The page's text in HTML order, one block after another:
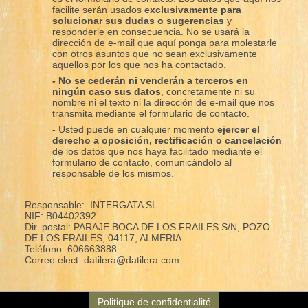
facilite serán usados exclusivamente para
solucionar sus dudas o sugerenciasy
responderle en consecuencia. No se usará la
dirección de e-mail que aquí ponga para molestarle
con otros asuntos que no sean exclusivamente
aquellos por los que nos ha contactado.
- No se cederán ni venderán a terceros en
ningún caso sus datos , concretamente ni su
nombre ni el texto ni la dirección de e-mail que nos
transmita mediante el formulario de contacto.
- Usted puede en cualquier momento ejercer el
derecho a oposición, rectificación o cancelación
de los datos que nos haya facilitado mediante el
formulario de contacto, comunicándolo al
responsable de los mismos.
Responsable: INTERGATA SL
NIF: B04402392
Dir. postal: PARAJE BOCA DE LOS FRAILES S/N, POZO
DE LOS FRAILES, 04117, ALMERIA
Teléfono: 606663888
Correo elect: datilera@datilera.com
Politique de confidentialité